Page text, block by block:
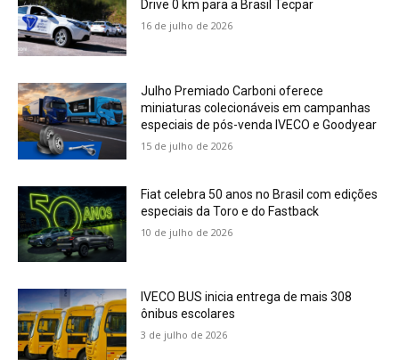
Drive 0 km para a Brasil Tecpar
16 de julho de 2026
Julho Premiado Carboni oferece
miniaturas colecionáveis em campanhas
especiais de pós-venda IVECO e Goodyear
15 de julho de 2026
Fiat celebra 50 anos no Brasil com edições
especiais da Toro e do Fastback
10 de julho de 2026
IVECO BUS inicia entrega de mais 308
ônibus escolares
3 de julho de 2026